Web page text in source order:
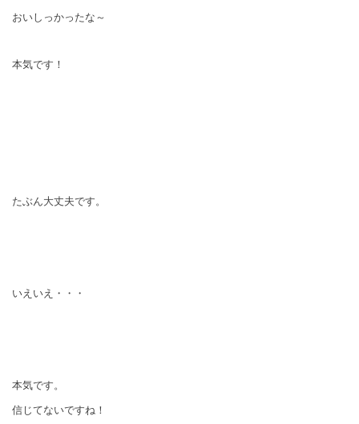
おいしっかったな～
本気です！
たぶん大丈夫です。
いえいえ・・・
本気です。
信じてないですね！